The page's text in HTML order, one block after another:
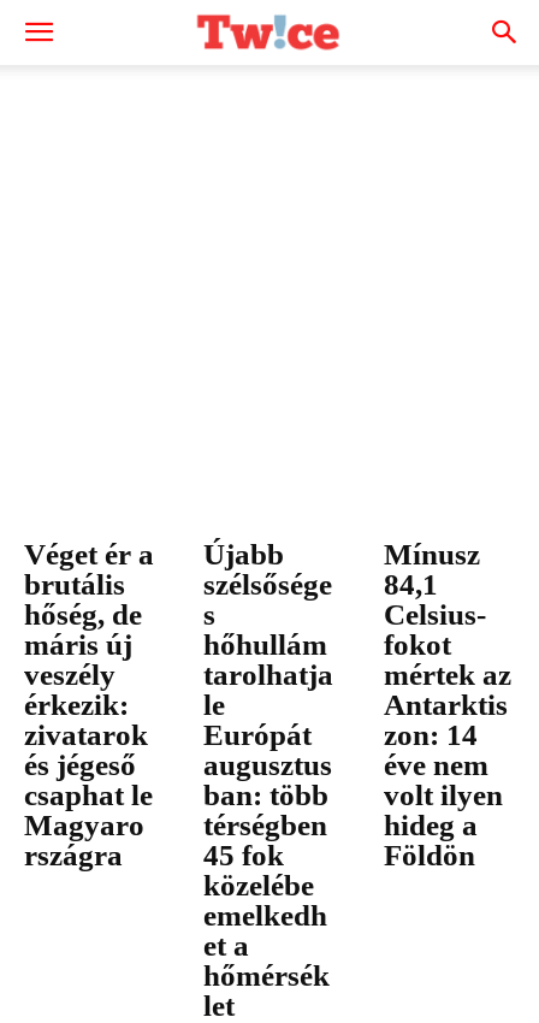
Véget ér a
brutális
hőség, de
máris új
veszély
érkezik:
zivatarok
és jégeső
csaphat le
Magyaro
rszágra
Újabb
szélsősége
s
hőhullám
tarolhatja
le
Európát
augusztus
ban: több
térségben
45 fok
közelébe
emelkedh
et a
hőmérsék
let
Mínusz
84,1
Celsius-
fokot
mértek az
Antarktis
zon: 14
éve nem
volt ilyen
hideg a
Földön